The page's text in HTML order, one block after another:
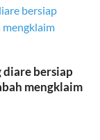
diare bersiap
mengklaim